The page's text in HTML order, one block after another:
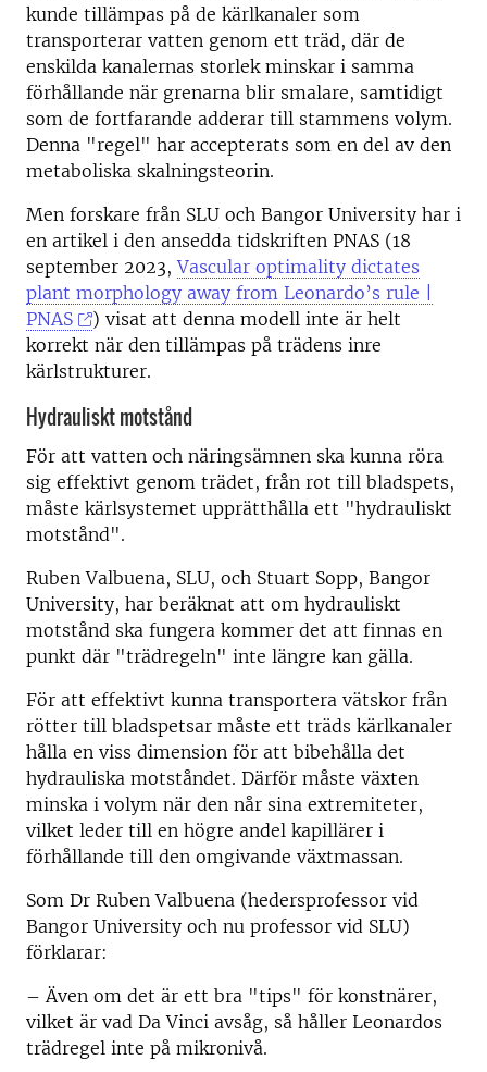
kunde tillämpas på de kärlkanaler som
transporterar vatten genom ett träd, där de
enskilda kanalernas storlek minskar i samma
förhållande när grenarna blir smalare, samtidigt
som de fortfarande adderar till stammens volym.
Denna "regel" har accepterats som en del av den
metaboliska skalningsteorin.
Men forskare från SLU och Bangor University har i
en artikel i den ansedda tidskriften PNAS (18
september 2023,Vascular optimality dictates
plant morphology away from Leonardo’s rule |
PNAS
) visat att denna modell inte är helt
korrekt när den tillämpas på trädens inre
kärlstrukturer.
Hydrauliskt motstånd
För att vatten och näringsämnen ska kunna röra
sig effektivt genom trädet, från rot till bladspets,
måste kärlsystemet upprätthålla ett "hydrauliskt
motstånd".
Ruben Valbuena, SLU, och Stuart Sopp, Bangor
University, har beräknat att om hydrauliskt
motstånd ska fungera kommer det att finnas en
punkt där "trädregeln" inte längre kan gälla.
För att effektivt kunna transportera vätskor från
rötter till bladspetsar måste ett träds kärlkanaler
hålla en viss dimension för att bibehålla det
hydrauliska motståndet. Därför måste växten
minska i volym när den når sina extremiteter,
vilket leder till en högre andel kapillärer i
förhållande till den omgivande växtmassan.
Som Dr Ruben Valbuena (hedersprofessor vid
Bangor University och nu professor vid SLU)
förklarar:
–Även om det är ett bra "tips" för konstnärer,
vilket är vad Da Vinci avsåg, så håller Leonardos
trädregel inte på mikronivå.